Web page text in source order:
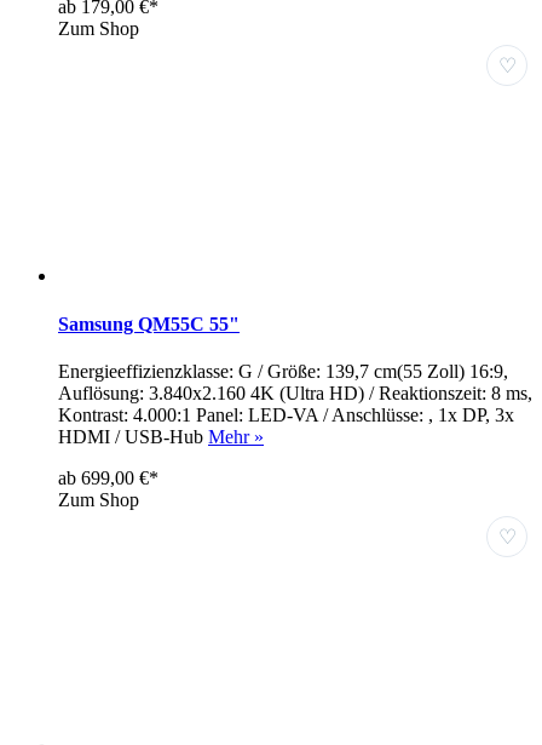
ab 179,00 €*
Zum Shop
♡
Samsung QM55C 55"
Energieeffizienzklasse: G / Größe: 139,7 cm(55 Zoll) 16:9,
Auflösung: 3.840x2.160 4K (Ultra HD) / Reaktionszeit: 8 ms,
Kontrast: 4.000:1 Panel: LED-VA / Anschlüsse: , 1x DP, 3x
HDMI / USB-Hub Mehr »
ab 699,00 €*
Zum Shop
♡